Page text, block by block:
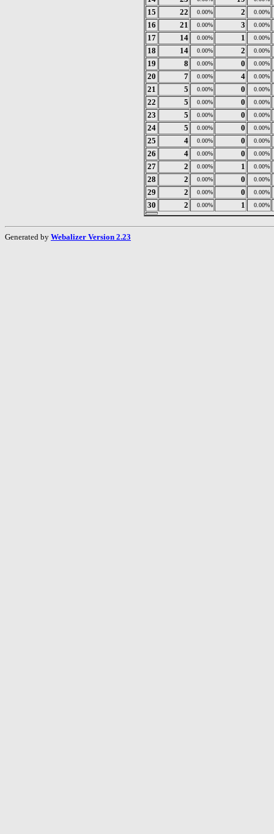
15 22 0.00% 2 0.00%
16 21 0.00% 3 0.00%
17 14 0.00% 1 0.00%
18 14 0.00% 2 0.00%
19 8 0.00% 0 0.00%
20 7 0.00% 4 0.00%
21 5 0.00% 0 0.00%
22 5 0.00% 0 0.00%
23 5 0.00% 0 0.00%
24 5 0.00% 0 0.00%
25 4 0.00% 0 0.00%
26 4 0.00% 0 0.00%
27 2 0.00% 1 0.00%
28 2 0.00% 0 0.00%
29 2 0.00% 0 0.00%
30 2 0.00% 1 0.00%
Generated by Webalizer Version 2.23